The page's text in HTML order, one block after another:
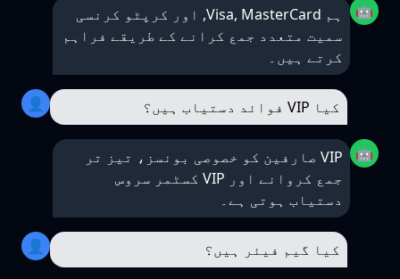
🤖
ہم Visa, MasterCard, اور کرپٹو کرنسی
سمیت متعدد جمع کرانے کے طریقے فراہم
کرتے ہیں۔
کیا VIP فوائد دستیاب ہیں؟ 👤
🤖
VIP صارفین کو خصوصی بونسز، تیز تر
جمع کروانے اور VIP کسٹمر سروس
دستیاب ہوتی ہے۔
کیا گیم فیئر ہیں؟ 👤